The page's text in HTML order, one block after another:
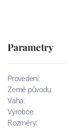
Parametry
Provedení:
Země původu:
Váha:
Výrobce:
Rozměry: